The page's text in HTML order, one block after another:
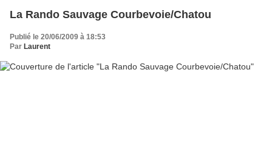
La Rando Sauvage Courbevoie/Chatou
Publié le 20/06/2009 à 18:53
Par Laurent